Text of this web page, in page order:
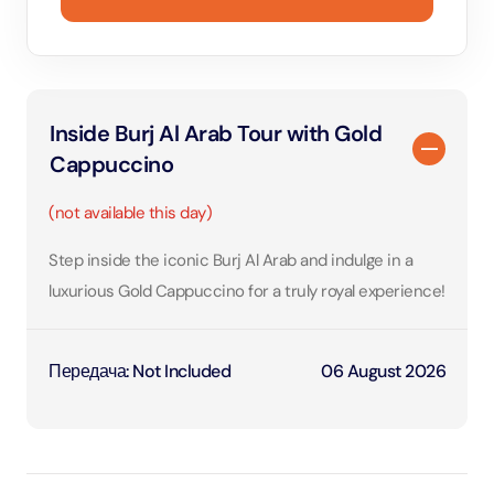
Inside Burj Al Arab Tour with Gold
Cappuccino
(not available this day)
Step inside the iconic Burj Al Arab and indulge in a
luxurious Gold Cappuccino for a truly royal experience!
Передача:Not Included 06 August 2026